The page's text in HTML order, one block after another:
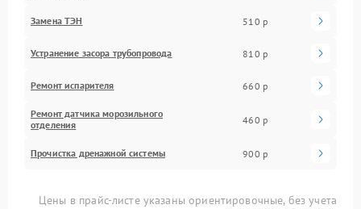
Замена ТЭН 510 р
Устранение засора трубопровода 810 р
Ремонт испарителя 660 р
Ремонт датчика морозильного
отделения
460 р
Прочистка дренажной системы 900 р
Цены в прайс-листе указаны ориентировочные, без учета